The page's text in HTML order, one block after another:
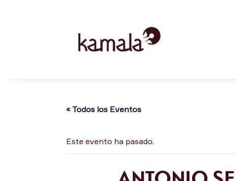
« Todos los Eventos
Este evento ha pasado.